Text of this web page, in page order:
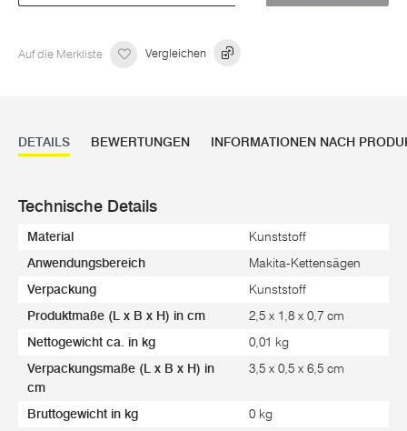
Auf die Merkliste Vergleichen
DETAILS BEWERTUNGEN INFORMATIONEN NACH
Technische Details
Material Kunststoff
Anwendungsbereich Makita-Kettensägen
Verpackung Kunststoff
Produktmaße (L x B x H) in cm 2,5 x 1,8 x 0,7 cm
Nettogewicht ca. in kg 0,01 kg
Verpackungsmaße (L x B x H) in
cm
3,5 x 0,5 x 6,5 cm
Bruttogewicht in kg 0 kg